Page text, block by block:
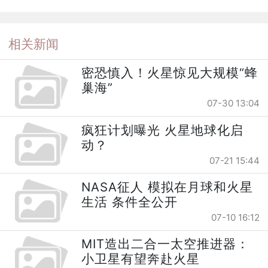
相关新闻
密恐慎入！火星惊见大规模“蜂
巢海”
07-30 13:04
疯狂计划曝光 火星地球化启
动？
07-21 15:44
NASA征人 模拟在月球和火星
生活 条件全公开
07-10 16:12
MIT造出二合一太空推进器：
小卫星有望奔赴火星